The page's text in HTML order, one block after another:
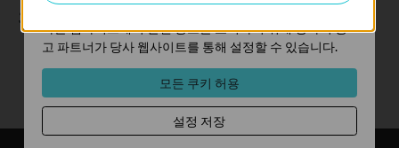
팔로우 하기
마케팅 쿠키는 귀하의 관심사에 대한 프로필을 생성하고
다른 웹사이트에서 관련 광고를 표시하기 위해 당사의 광
고 파트너가 당사 웹사이트를 통해 설정할 수 있습니다.
모든 쿠키 허용
설정 저장